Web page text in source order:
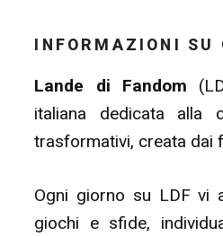
INFORMAZIONI SU
Lande di Fandom
italiana dedicata alla
trasformativi, creata dai
Ogni giorno su LDF vi
giochi e sfide,